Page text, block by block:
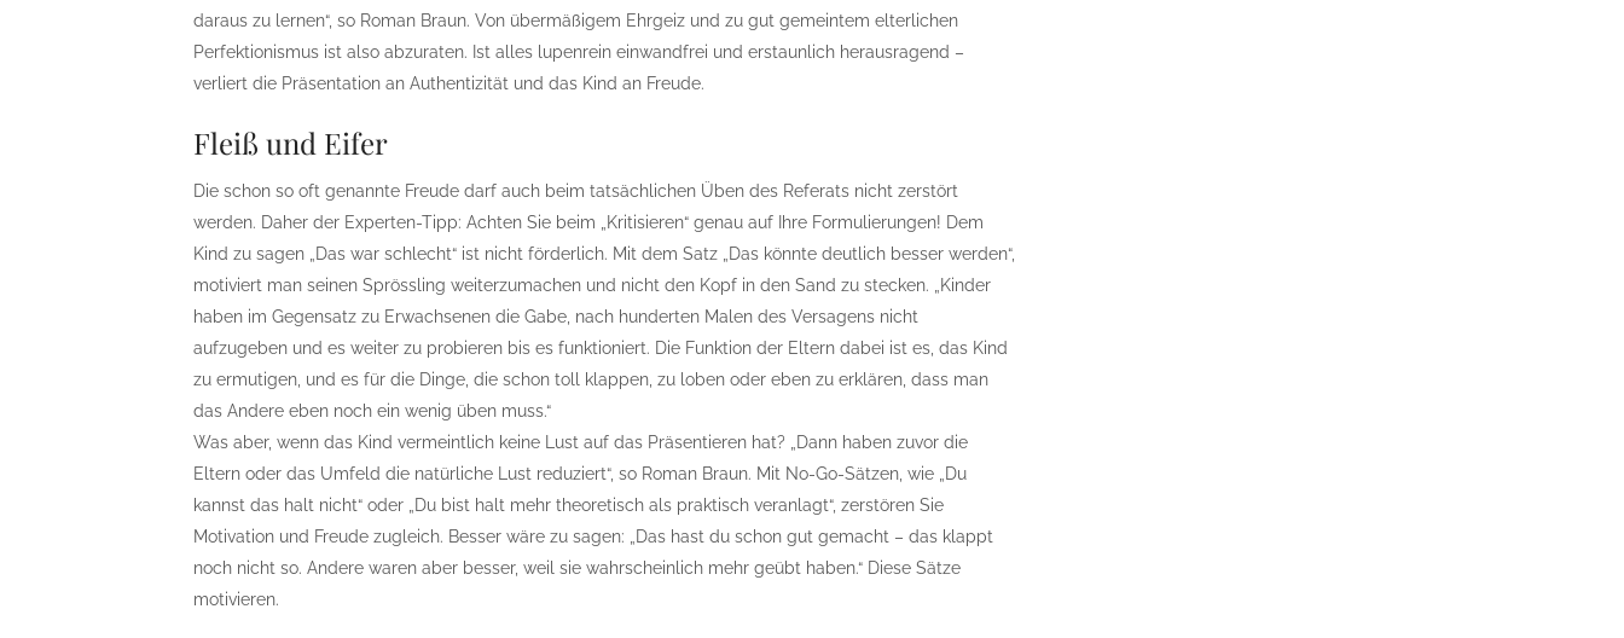
daraus zu lernen“, so Roman Braun. Von übermäßigem Ehrgeiz und zu gut gemeintem elterlichen
Perfektionismus ist also abzuraten. Ist alles lupenrein einwandfrei und erstaunlich herausragend –
verliert die Präsentation an Authentizität und das Kind an Freude.
Fleiß und Eifer
Die schon so oft genannte Freude darf auch beim tatsächlichen Üben des Referats nicht zerstört
werden. Daher der Experten-Tipp: Achten Sie beim „Kritisieren“ genau auf Ihre Formulierungen! Dem
Kind zu sagen „Das war schlecht“ ist nicht förderlich. Mit dem Satz „Das könnte deutlich besser werden“,
motiviert man seinen Sprössling weiterzumachen und nicht den Kopf in den Sand zu stecken. „Kinder
haben im Gegensatz zu Erwachsenen die Gabe, nach hunderten Malen des Versagens nicht
aufzugeben und es weiter zu probieren bis es funktioniert. Die Funktion der Eltern dabei ist es, das Kind
zu ermutigen, und es für die Dinge, die schon toll klappen, zu loben oder eben zu erklären, dass man
das Andere eben noch ein wenig üben muss.“
Was aber, wenn das Kind vermeintlich keine Lust auf das Präsentieren hat? „Dann haben zuvor die
Eltern oder das Umfeld die natürliche Lust reduziert“, so Roman Braun. Mit No-Go-Sätzen, wie „Du
kannst das halt nicht“ oder „Du bist halt mehr theoretisch als praktisch veranlagt“, zerstören Sie
Motivation und Freude zugleich. Besser wäre zu sagen: „Das hast du schon gut gemacht – das klappt
noch nicht so. Andere waren aber besser, weil sie wahrscheinlich mehr geübt haben.“ Diese Sätze
motivieren.